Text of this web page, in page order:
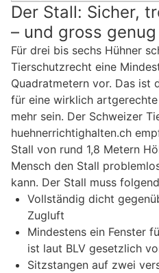
Der Stall: Sicher,
– und gross genug
Für drei bis sechs Hühner
Tierschutzrecht eine
Quadratmetern vor. Das ist
für eine wirklich
mehr sein. Der Schweizer
huehnerrichtighalten.ch
Stall von rund 1,8 Metern
Mensch den Stall
kann. Der Stall muss
Vollständig dicht
Zugluft
Mindestens ein Fenster
ist laut BLV gesetzlich
Sitzstangen auf zwei